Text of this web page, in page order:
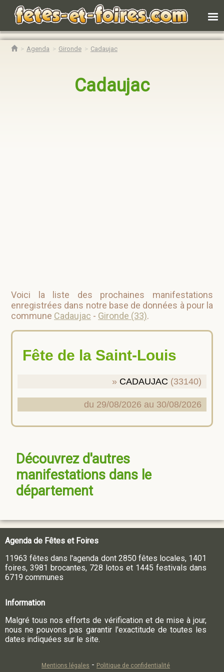
Agenda Gironde Cadaujac
Cadaujac
Voici la liste des prochaines manifestations
enregistrées dans notre base de données à pour la
commune Cadaujac - Gironde (33).
Fête de la Saint-Louis
CADAUJAC (33140)
du 29/08/2026 au 30/08/2026
Découvrez d'autres
manifestations dans le
département
Agenda de Fêtes et Foires
11963 fêtes dans l'agenda dont 2850 fêtes locales, 1401
foires, 3981 brocantes, 728 lotos et 1445 festivals dans
6719 communes
Information
Malgré tous nos efforts de vérification et de mise à jour,
nous ne pouvons pas garantir l'exactitude de toutes les
dates indiquées sur le site.
Mentions légales - Politique de confidentialité